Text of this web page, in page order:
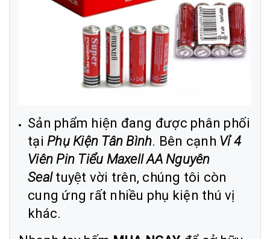
Sản phẩm hiện đang được phân phối
tại Phụ Kiện Tân Bình. Bên cạnh Vỉ 4
Viên Pin Tiểu Maxell AA Nguyên
Sealtuyệt vời trên, chúng tôi còn
cung ứng rất nhiều phụ kiện thú vị
khác.